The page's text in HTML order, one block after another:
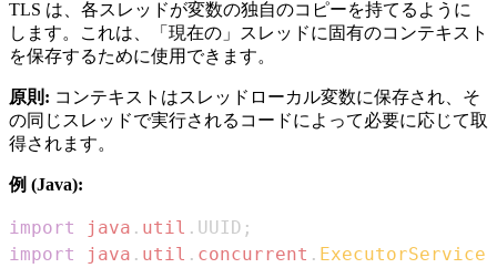
TLS は、各スレッドが変数の独自のコピーを持てるように
します。これは、「現在の」スレッドに固有のコンテキスト
を保存するために使用できます。
原則: コンテキストはスレッドローカル変数に保存され、そ
の同じスレッドで実行されるコードによって必要に応じて取
得されます。
例 (Java):
import java . util . UUID ;
import
java . util . concurrent . ExecutorService